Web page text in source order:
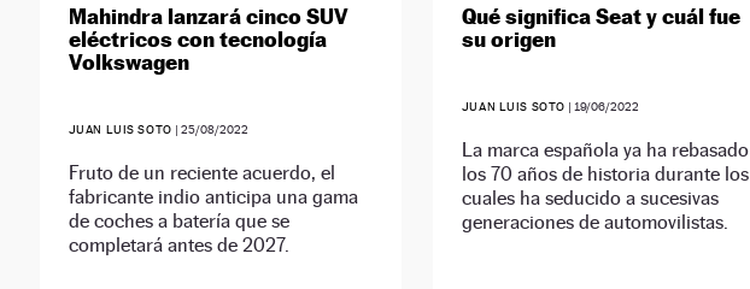
Mahindra lanzará cinco SUV
eléctricos con tecnología
Volkswagen
JUAN LUIS SOTO | 25/08/2022
Fruto de un reciente acuerdo, el
fabricante indio anticipa una gama
de coches a batería que se
completará antes de 2027.
Qué significa Seat y cuál fue
su origen
JUAN LUIS SOTO | 19/06/2022
La marca española ya ha rebasado
los 70 años de historia durante los
cuales ha seducido a sucesivas
generaciones de automovilistas.